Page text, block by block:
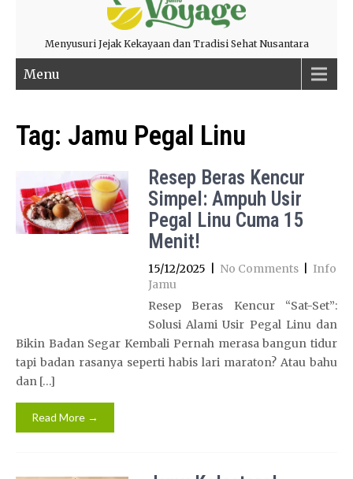
Menyusuri Jejak Kekayaan dan Tradisi Sehat Nusantara
Menu
Tag: Jamu Pegal Linu
Resep Beras Kencur
Simpel: Ampuh Usir
Pegal Linu Cuma 15
Menit!
15/12/2025 No Comments
Info
Jamu
Resep Beras Kencur “Sat-Set”:
Solusi Alami Usir Pegal Linu dan
Bikin Badan Segar Kembali Pernah merasa bangun tidur
tapi badan rasanya seperti habis lari maraton? Atau bahu
dan […]
Read More →